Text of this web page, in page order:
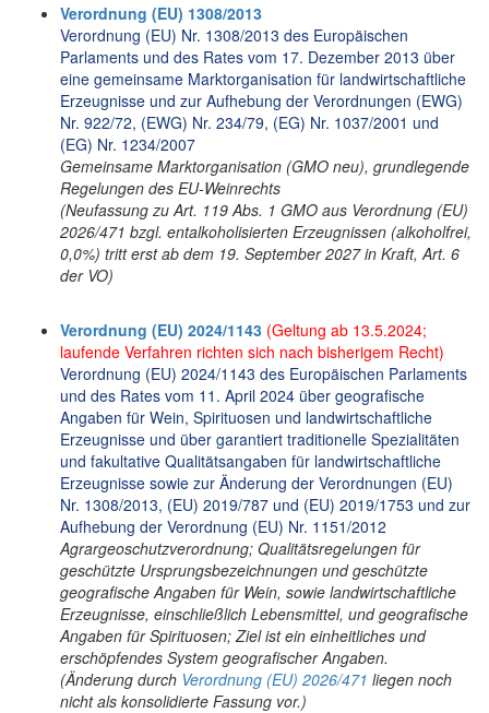
Verordnung (EU) 1308/2013
Verordnung (EU) Nr. 1308/2013 des Europäischen
Parlaments und des Rates vom 17. Dezember 2013 über
eine gemeinsame Marktorganisation für landwirtschaftliche
Erzeugnisse und zur Aufhebung der Verordnungen (EWG)
Nr. 922/72, (EWG) Nr. 234/79, (EG) Nr. 1037/2001 und
(EG) Nr. 1234/2007
Gemeinsame Marktorganisation (GMO neu), grundlegende
Regelungen des EU-Weinrechts
(Neufassung zu Art. 119 Abs. 1 GMO aus Verordnung (EU)
2026/471 bzgl. entalkoholisierten Erzeugnissen (alkoholfrei,
0,0%) tritt erst ab dem 19. September 2027 in Kraft, Art. 6
der VO)
Verordnung (EU) 2024/1143 (Geltung ab 13.5.2024;
laufende Verfahren richten sich nach bisherigem Recht)
Verordnung (EU) 2024/1143 des Europäischen Parlaments
und des Rates vom 11. April 2024 über geografische
Angaben für Wein, Spirituosen und landwirtschaftliche
Erzeugnisse und über garantiert traditionelle Spezialitäten
und fakultative Qualitätsangaben für landwirtschaftliche
Erzeugnisse sowie zur Änderung der Verordnungen (EU)
Nr. 1308/2013, (EU) 2019/787 und (EU) 2019/1753 und zur
Aufhebung der Verordnung (EU) Nr. 1151/2012
Agrargeoschutzverordnung; Qualitätsregelungen für
geschützte Ursprungsbezeichnungen und geschützte
geografische Angaben für Wein, sowie landwirtschaftliche
Erzeugnisse, einschließlich Lebensmittel, und geografische
Angaben für Spirituosen; Ziel ist ein einheitliches und
erschöpfendes System geografischer Angaben.
(Änderung durch Verordnung (EU) 2026/471 liegen noch
nicht als konsolidierte Fassung vor.)